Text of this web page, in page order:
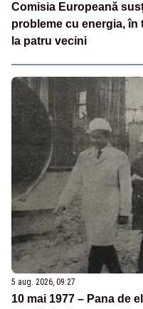
Comisia Europeană
probleme cu energia, în
la patru vecini
5 aug. 2026, 09:27
10 mai 1977 – Pana de